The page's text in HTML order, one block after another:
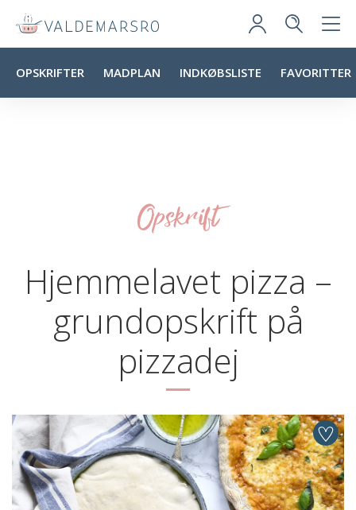
OPSKRIFTER MADPLAN INDKØBSLISTE FAVORITTER
Opskrift
Hjemmelavet pizza –
grundopskrift på
pizzadej